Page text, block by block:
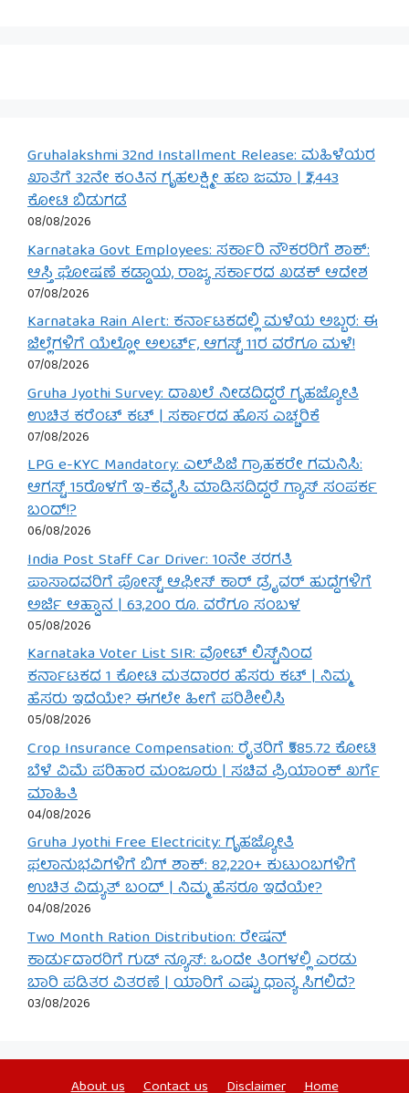
Gruhalakshmi 32nd Installment Release: ಮಹಿಳೆಯರ
ಖಾತೆಗೆ 32ನೇ ಕಂತಿನ ಗೃಹಲಕ್ಷ್ಮೀ ಹಣ ಜಮಾ | ₹2,443
ಕೋಟಿ ಬಿಡುಗಡೆ
08/08/2026
Karnataka Govt Employees: ಸರ್ಕಾರಿ ನೌಕರರಿಗೆ ಶಾಕ್:
ಆಸ್ತಿ ಘೋಷಣೆ ಕಡ್ಡಾಯ, ರಾಜ್ಯ ಸರ್ಕಾರದ ಖಡಕ್ ಆದೇಶ
07/08/2026
Karnataka Rain Alert: ಕರ್ನಾಟಕದಲ್ಲಿ ಮಳೆಯ ಅಬ್ಬರ: ಈ
ಜಿಲ್ಲೆಗಳಿಗೆ ಯೆಲ್ಲೋ ಅಲರ್ಟ್, ಆಗಸ್ಟ್ 11ರ ವರೆಗೂ ಮಳೆ!
07/08/2026
Gruha Jyothi Survey: ದಾಖಲೆ ನೀಡದಿದ್ದರೆ ಗೃಹಜ್ಯೋತಿ
ಉಚಿತ ಕರೆಂಟ್ ಕಟ್ | ಸರ್ಕಾರದ ಹೊಸ ಎಚ್ಚರಿಕೆ
07/08/2026
LPG e-KYC Mandatory: ಎಲ್‌ಪಿಜಿ ಗ್ರಾಹಕರೇ ಗಮನಿಸಿ:
ಆಗಸ್ಟ್ 15ರೊಳಗೆ ಇ-ಕೆವೈಸಿ ಮಾಡಿಸದಿದ್ದರೆ ಗ್ಯಾಸ್ ಸಂಪರ್ಕ
ಬಂದ್!?
06/08/2026
India Post Staff Car Driver: 10ನೇ ತರಗತಿ
ಪಾಸಾದವರಿಗೆ ಪೋಸ್ಟ್ ಆಫೀಸ್ ಕಾರ್ ಡ್ರೈವರ್ ಹುದ್ದೆಗಳಿಗೆ
ಅರ್ಜಿ ಆಹ್ವಾನ | 63,200 ರೂ. ವರೆಗೂ ಸಂಬಳ
05/08/2026
Karnataka Voter List SIR: ವೋಟ್ ಲಿಸ್ಟ್‌ನಿಂದ
ಕರ್ನಾಟಕದ 1 ಕೋಟಿ ಮತದಾರರ ಹೆಸರು ಕಟ್ | ನಿಮ್ಮ
ಹೆಸರು ಇದೆಯೇ? ಈಗಲೇ ಹೀಗೆ ಪರಿಶೀಲಿಸಿ
05/08/2026
Crop Insurance Compensation: ರೈತರಿಗೆ ₹585.72 ಕೋಟಿ
ಬೆಳೆ ವಿಮೆ ಪರಿಹಾರ ಮಂಜೂರು | ಸಚಿವ ಪ್ರಿಯಾಂಕ್ ಖರ್ಗೆ
ಮಾಹಿತಿ
04/08/2026
Gruha Jyothi Free Electricity: ಗೃಹಜ್ಯೋತಿ
ಫಲಾನುಭವಿಗಳಿಗೆ ಬಿಗ್ ಶಾಕ್: 82,220+ ಕುಟುಂಬಗಳಿಗೆ
ಉಚಿತ ವಿದ್ಯುತ್ ಬಂದ್ | ನಿಮ್ಮ ಹೆಸರೂ ಇದೆಯೇ?
04/08/2026
Two Month Ration Distribution: ರೇಷನ್
ಕಾರ್ಡುದಾರರಿಗೆ ಗುಡ್ ನ್ಯೂಸ್: ಒಂದೇ ತಿಂಗಳಲ್ಲಿ ಎರಡು
ಬಾರಿ ಪಡಿತರ ವಿತರಣೆ | ಯಾರಿಗೆ ಎಷ್ಟು ಧಾನ್ಯ ಸಿಗಲಿದೆ?
03/08/2026
About us Contact us Disclaimer Home